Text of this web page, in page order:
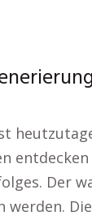
entdecken
Der